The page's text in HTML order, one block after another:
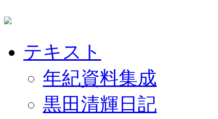
テキスト
年紀資料集成
黒田清輝日記